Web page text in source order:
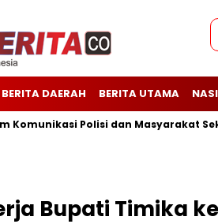
BERITA DAERAH BERITA UTAMA
Polisi dan Masyarakat Sekolah
Bupati Timika